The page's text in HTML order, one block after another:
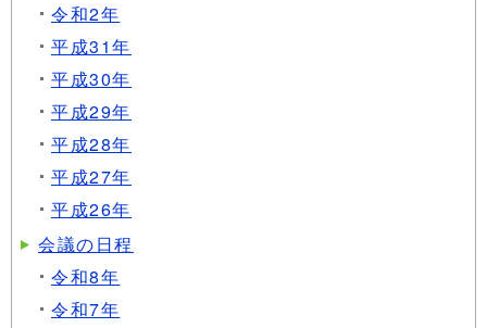
令和2年
平成31年
平成30年
平成29年
平成28年
平成27年
平成26年
会議の日程
令和8年
令和7年